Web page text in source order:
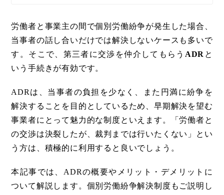
労働者と事業主の間で個別労働紛争が発生した場合、
当事者の話し合いだけでは解決しないケースも多いで
す。そこで、第三者に交渉を仲介してもらう ADR と
いう手続きが有効です。
ADRは、当事者の負担を少なく、また円満に紛争を
解決することを目的としているため、早期解決を望む
事業者にとって魅力的な制度といえます。「労働者と
の交渉は決裂したが、裁判までは行いたくない」とい
う方は、積極的に利用すると良いでしょう。
本記事では、ADRの概要やメリット・デメリットに
ついて解説します。個別労働紛争解決制度もご説明し